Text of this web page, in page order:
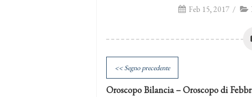
Feb 15, 2017/
<< Segno precedente
Oroscopo Bilancia – Oroscopo di